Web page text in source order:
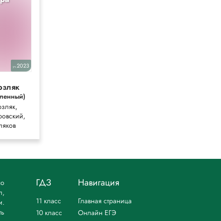
уч.2023
ГДЗ
11 класс
10 класс
Навигация
Главная страница
Онлайн ЕГЭ